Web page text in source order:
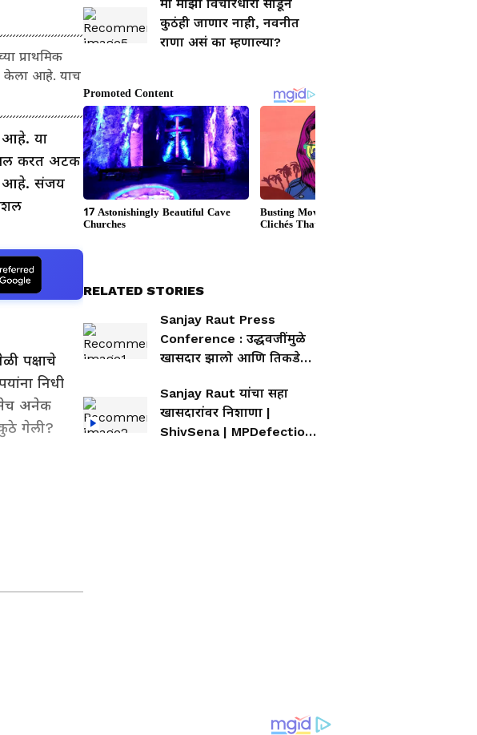
प्राथमिक
केला आहे. याच
आहे. या
करत अटक
आहे. संजय
पक्षाचे
निधी
अनेक
कुठे गेली?
मी माझी विचारधारा सोडून
कुठंही जाणार नाही, नवनीत
राणा असं का म्हणाल्या?
RELATED STORIES
Sanjay Raut Press
Conference : उद्धवजींमुळे
खासदार झालो आणि तिकडे
Sanjay Raut यांचा सहा
खासदारांवर निशाणा |
ShivSena | MPDefection |